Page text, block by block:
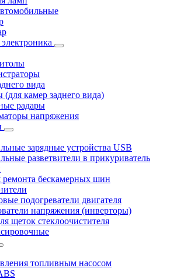
вида
камер заднего вида)
радары
напряжения
зарядные устройства USB
разветвители в прикуриватель
ремонта бескамерных шин
подогреватели двигателя
напряжения (инверторы)
щеток стеклоочистителя
топливным насосом